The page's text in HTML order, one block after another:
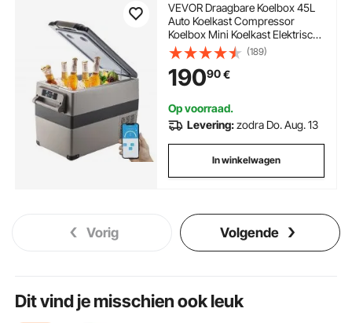
VEVOR Draagbare Koelbox 45L
Auto Koelkast Compressor
Koelbox Mini Koelkast Elektrische
Vriezer voor Auto Camping
Vrachtwagen Boot
(189)
19090€
Op voorraad.
Levering:zodra Do. Aug. 13
In winkelwagen
Vorig Volgende
Dit vind je misschien ook leuk